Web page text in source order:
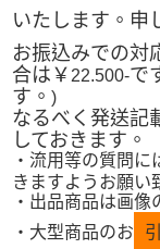
いたします。申
お振込みでの対
合は￥22.500‐で
す。)
なるべく発送記
しておきます。
・流用等の質問
きますようお願い
・出品商品は画像
・大型商品のお